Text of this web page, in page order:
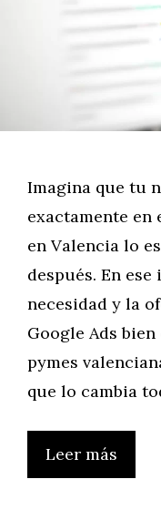
Imagina que tu
exactamente en
en Valencia lo
después. En
necesidad y la
Google Ads
pymes
que lo cambia
Leer más